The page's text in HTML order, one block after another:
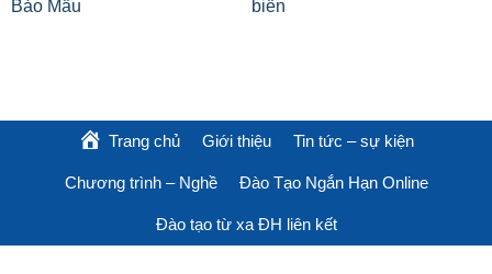
Bảo Mẫu
biển
Trang chủ Giới thiệu Tin tức – sự kiện
Chương trình – Nghề Đào Tạo Ngắn Hạn Online
Đào tạo từ xa ĐH liên kết